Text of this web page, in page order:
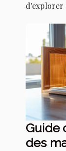
d'explorer
Guide
des